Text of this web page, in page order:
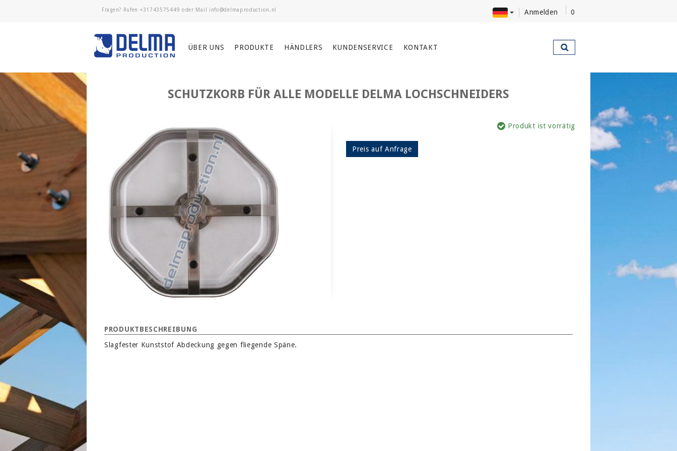
Fragen? Rufen +31743575449 oder Mail Anmelden 0
ÜBER UNS PRODUKTE HÄNDLERS KUNDENSERVICE KONTAKT
SCHUTZKORB FÜR ALLE MODELLE DELMA LOCHSCHNEIDERS
Produkt ist vorrätig
Preis auf Anfrage
PRODUKTBESCHREIBUNG
Slagfester Kunststof Abdeckung gegen fliegende Späne.